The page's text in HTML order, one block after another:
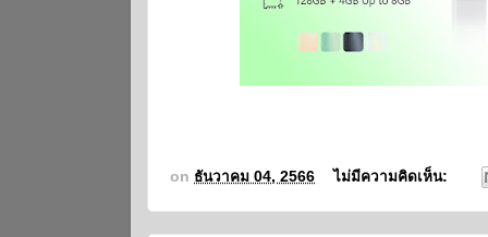
on ธันวาคม 04, 2566 ไม่มีความคิดเห็น: